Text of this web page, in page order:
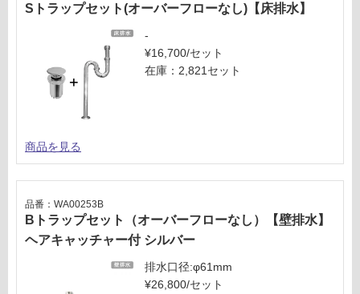
Sトラップセット(オーバーフローなし)【床排水】
-
¥16,700/セット
在庫：2,821セット
商品を見る
Bトラップセット（オーバーフローなし）【壁排水】
ヘアキャッチャー付 シルバー
品番：WA00253B
排水口径:φ61mm
¥26,800/セット